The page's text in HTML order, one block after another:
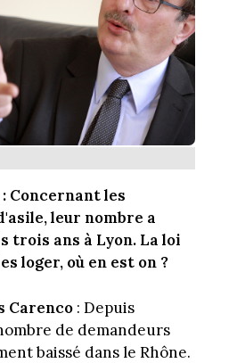
Concernant les
leur nombre a
trois ans à Lyon. La loi
loger, où en est on ?
Carenco: Depuis
de demandeurs
baissé dans le Rhône.